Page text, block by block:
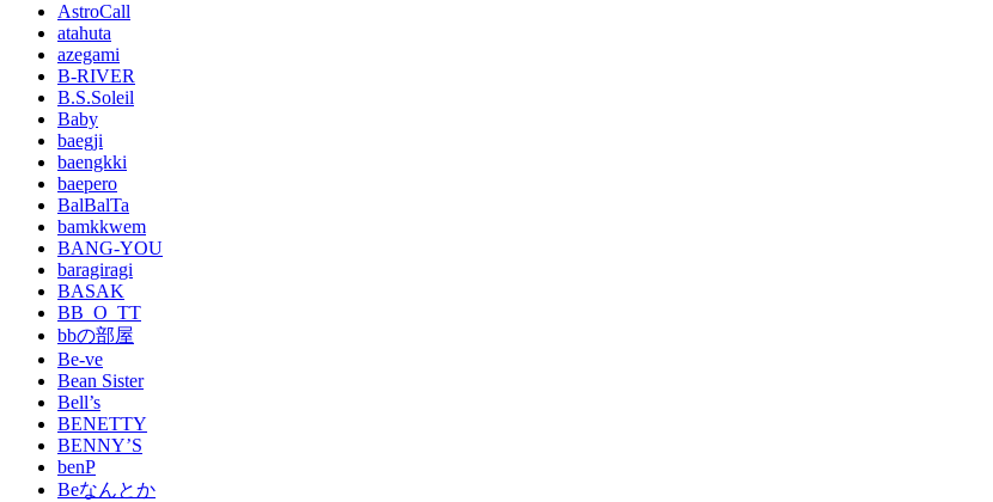
AstroCall
atahuta
azegami
B-RIVER
B.S.Soleil
Baby
baegji
baengkki
baepero
BalBalTa
bamkkwem
BANG-YOU
baragiragi
BASAK
BB_O_TT
bbの部屋
Be-ve
Bean Sister
Bell’s
BENETTY
BENNY’S
benP
Beなんとか